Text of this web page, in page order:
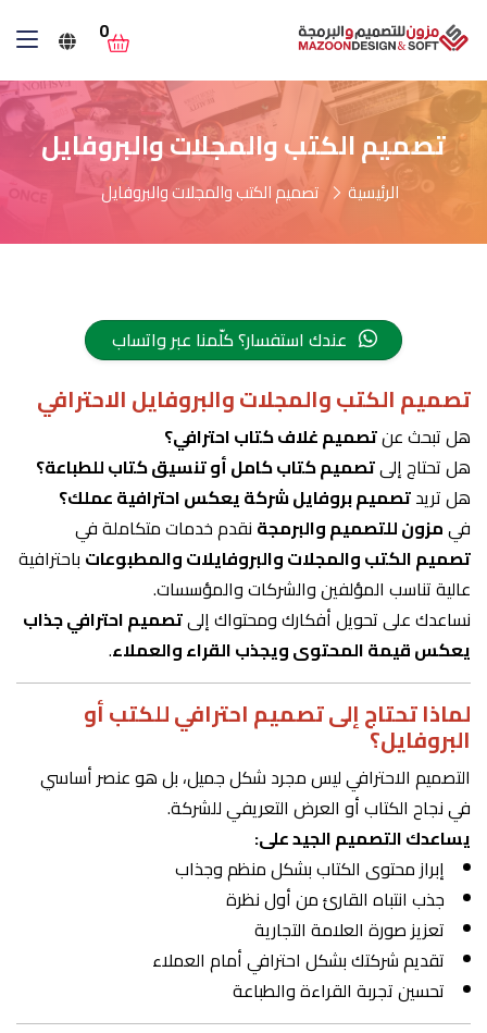
0
تصميم الكتب والمجلات والبروفايل
الرئيسية تصميم الكتب والمجلات والبروفايل
عندك استفسار؟ كلّمنا عبر واتساب
تصميم الكتب والمجلات والبروفايل الاحترافي
هل تبحث عنتصميم غلاف كتاب احترافي؟
هل تحتاج إلىتصميم كتاب كامل أو تنسيق كتاب للطباعة؟
هل تريدتصميم بروفايل شركة يعكس احترافية عملك؟
فيمزون للتصميم والبرمجة نقدم خدمات متكاملة في
تصميم الكتب والمجلات والبروفايلات والمطبوعات باحترافية
عالية تناسب المؤلفين والشركات والمؤسسات.
نساعدك على تحويل أفكارك ومحتواك إلىتصميم احترافي جذاب
يعكس قيمة المحتوى ويجذب القراء والعملاء.
لماذا تحتاج إلى تصميم احترافي للكتب أو
البروفايل؟
التصميم الاحترافي ليس مجرد شكل جميل، بل هو عنصر أساسي
في نجاح الكتاب أو العرض التعريفي للشركة.
يساعدك التصميم الجيد على:
إبراز محتوى الكتاب بشكل منظم وجذاب
جذب انتباه القارئ من أول نظرة
تعزيز صورة العلامة التجارية
تقديم شركتك بشكل احترافي أمام العملاء
تحسين تجربة القراءة والطباعة